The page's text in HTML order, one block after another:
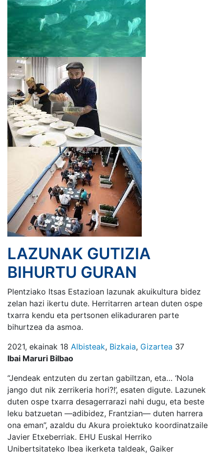
LAZUNAK GUTIZIA
BIHURTU GURAN
Plentziako Itsas Estazioan lazunak akuikultura bidez
zelan hazi ikertu dute. Herritarren artean duten ospe
txarra kendu eta pertsonen elikaduraren parte
bihurtzea da asmoa.
2021, ekainak 18 Albisteak, Bizkaia, Gizartea 37
Ibai Maruri Bilbao
“Jendeak entzuten du zertan gabiltzan, eta… ‘Nola
jango dut nik zerrikeria hori?!’, esaten digute. Lazunek
duten ospe txarra desagerrarazi nahi dugu, eta beste
leku batzuetan —adibidez, Frantzian— duten harrera
ona eman”, azaldu du Akura proiektuko koordinatzaile
Javier Etxeberriak. EHU Euskal Herriko
Unibertsitateko Ibea ikerketa taldeak, Gaiker